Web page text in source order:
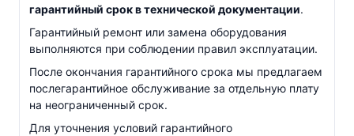
гарантийный срок в технической документации.
Гарантийный ремонт или замена оборудования
выполняются при соблюдении правил эксплуатации.
После окончания гарантийного срока мы предлагаем
послегарантийное обслуживание за отдельную плату
на неограниченный срок.
Для уточнения условий гарантийного